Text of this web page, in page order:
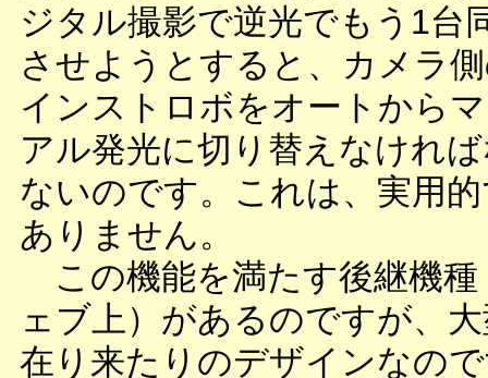
ジタル撮影で逆光でもう1台
させようとすると、カメラ
インストロボをオートから
アル発光に切り替えなけれ
ないのです。これは、実用
ありません。
この機能を満たす後継機種
ェブ上）があるのですが、
在り来たりのデザインなの